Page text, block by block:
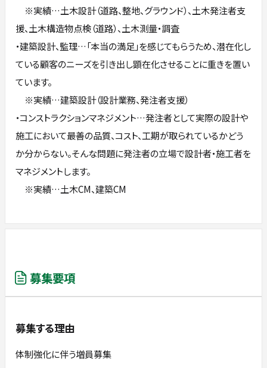
※実績…土木設計（道路、整地、グラウンド）、土木発注者支
援、土木構造物点検（道路）、土木測量・調査
・建築設計、監理…「本当の満足」を感じてもらうため、潜在化し
ている顧客のニーズを引き出し顕在化させることに重きを置い
ています。
※実績…建築設計（設計業務、発注者支援）
・コンストラクションマネジメント…発注者として実際の設計や
施工において最善の品質、コスト、工期が取られているかどう
か分からない。そんな問題に発注者の立場で設計者・施工者を
マネジメントします。
※実績…土木CM、建築CM
募集要項
募集する理由
体制強化に伴う増員募集